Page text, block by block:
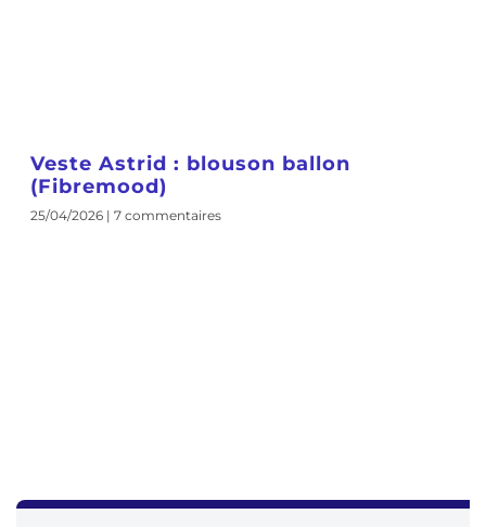
Veste Astrid : blouson ballon
(Fibremood)
25/04/2026 7 commentaires